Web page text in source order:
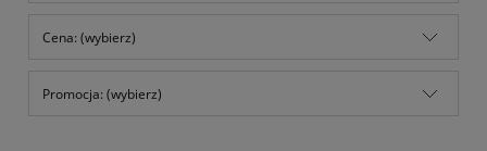
Cena: (wybierz)
Promocja: (wybierz)